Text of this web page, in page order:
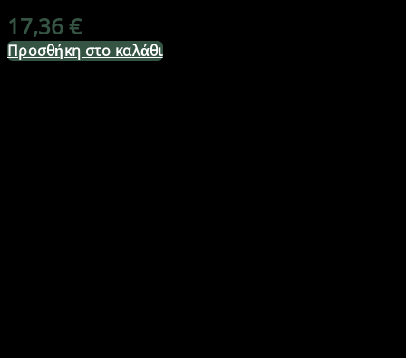
17,36€
Προσθήκη στο καλάθι